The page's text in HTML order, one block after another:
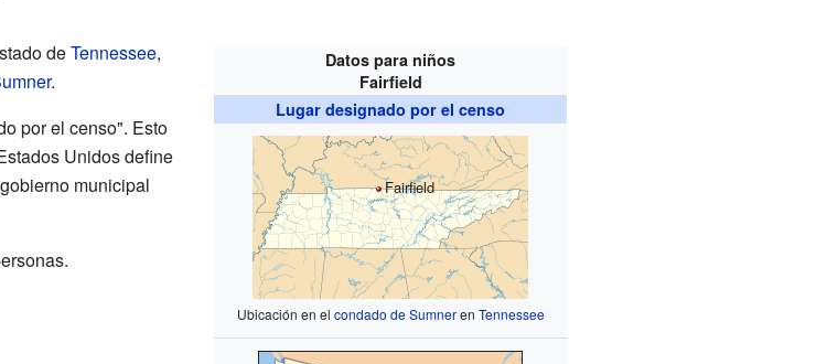
Datos para niños
Fairfield
Lugar designado por el censo
Fairfield
Ubicación en el condado de Sumneren Tennessee
deTennessee,
.
por el censo". Esto
Unidos define
municipal